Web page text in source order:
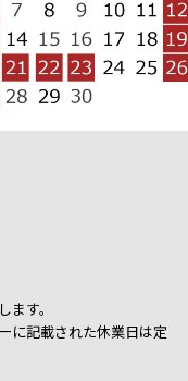
す。
に記載された休業日は定